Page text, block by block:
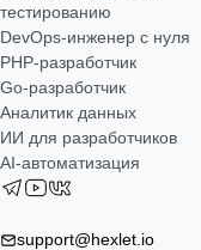
тестированию
DevOps-инженер с нуля
РНР-разработчик
Go-разработчик
Аналитик данных
ИИ для разработчиков
AI-автоматизация
support@hexlet.io